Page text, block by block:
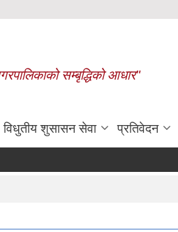
सम्बृद्धिको आधार"
विधुतीय शुसासन सेवा प्रतिवेदन